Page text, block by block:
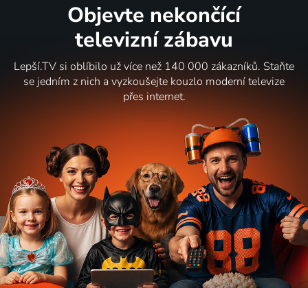
Objevte nekončící
televizní zábavu
Lepší.TV si oblíbilo už více než 140 000 zákazníků. Staňte
se jedním z nich a vyzkoušejte kouzlo moderní televize
přes internet.